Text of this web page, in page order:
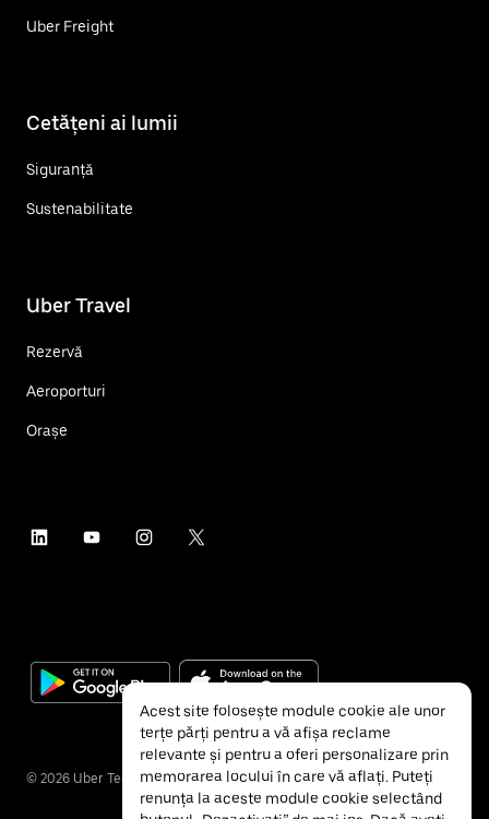
Uber Freight
Cetățeni ai lumii
Siguranță
Sustenabilitate
Uber Travel
Rezervă
Aeroporturi
Orașe
© 2026 Uber Technologies Inc.
Acest site folosește module cookie ale unor
terțe părți pentru a vă afișa reclame
relevante și pentru a oferi personalizare prin
memorarea locului în care vă aflați. Puteți
renunța la aceste module cookie selectând